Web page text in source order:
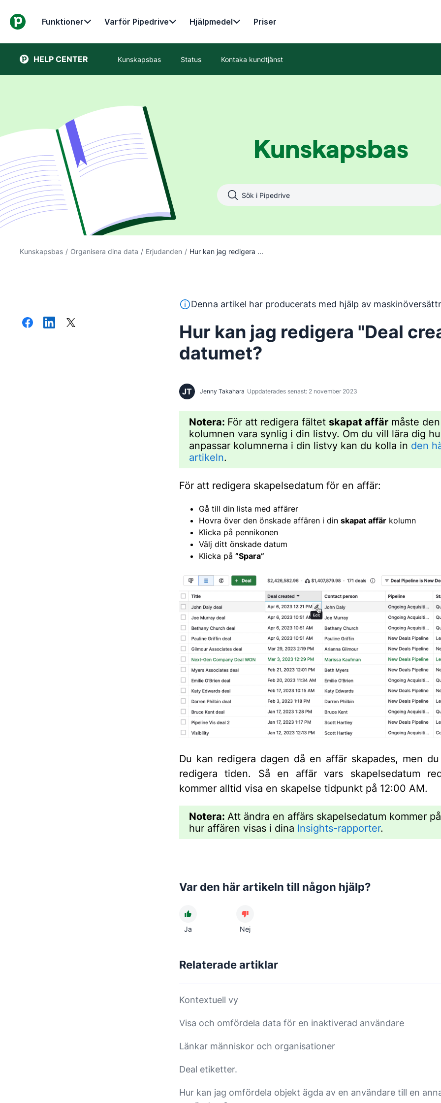
Funktioner Varför Pipedrive Hjälpmedel Priser
HELP CENTER Kunskapsbas Status Kontaka kundtjänst
Kunskapsbas
Kunskapsbas / Organisera dina data / Erjudanden / Hur kan jag redigera ...
Denna text har översatts från engelska med hjälp av ett
Denna artikel har producerats med hjälp av
Hur kan jag redigera "Deal
datumet?
JT Jenny Takahara Uppdaterades senast: 2 november 2023
Notera: För att redigera fältet skapat affär måste den
kolumnen vara synlig i din listvy. Om du vill lära dig
anpassar kolumnerna i din listvy kan du kolla in den
artikeln.
För att redigera skapelsedatum för en affär:
Gå till din lista med affärer
Hovra över den önskade affären i din skapat affär kolumn
Klicka på pennikonen
Välj ditt önskade datum
Klicka på ”Spara”
Du kan redigera dagen då en affär skapades, men
redigera tiden. Så en affär vars skapelsedatum
kommer alltid visa en skapelse tidpunkt på 12:00 AM.
Notera: Att ändra en affärs skapelsedatum kommer
hur affären visas i dina Insights-rapporter.
Var den här artikeln till någon hjälp?
Ja Nej
Relaterade artiklar
Kontextuell vy
Visa och omfördela data för en inaktiverad användare
Länkar människor och organisationer
Deal etiketter.
Hur kan jag omfördela objekt ägda av en användare till en